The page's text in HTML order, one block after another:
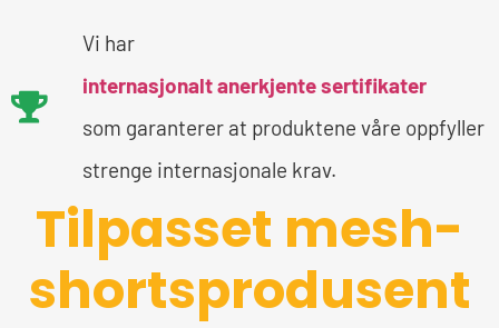
Vi har
internasjonalt anerkjente sertifikater
som garanterer at produktene våre oppfyller
strenge internasjonale krav.
Tilpasset mesh-
shortsprodusent